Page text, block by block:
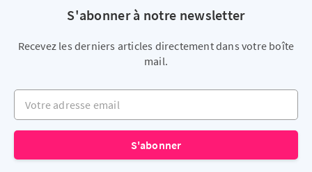
S'abonner à notre newsletter
Recevez les derniers articles directement dans votre boîte
mail.
Votre adresse email
S'abonner